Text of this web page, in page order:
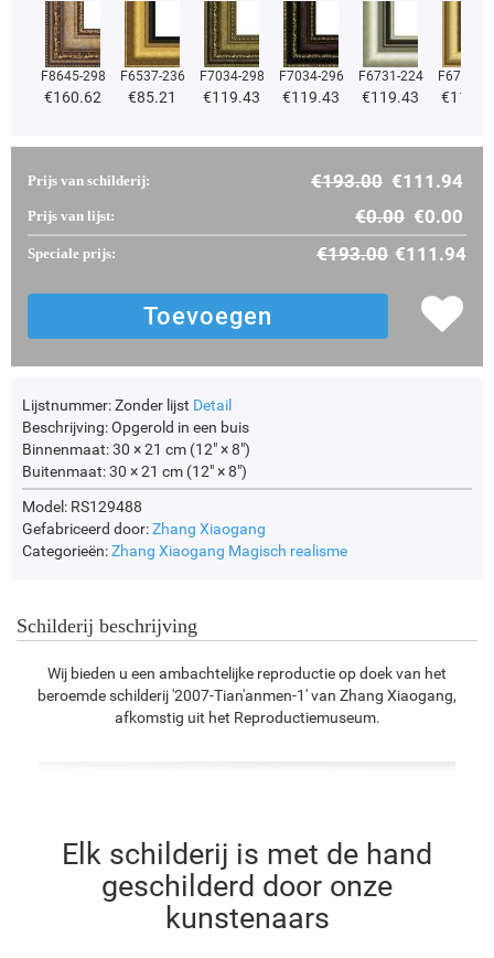
F8645-298
€160.62
F6537-236
€85.21
F7034-298
€119.43
F7034-296
€119.43
F6731-224
€119.43
F6731-
€
Prijs van schilderij: €193.00 €111.94
Prijs van lijst: €0.00 €0.00
Speciale prijs: €193.00 €111.94
Lijstnummer:Zonder lijst Detail
Beschrijving:Opgerold in een buis
Binnenmaat:30 × 21 cm (12" × 8")
Buitenmaat:30 × 21 cm (12" × 8")
Model: RS129488
Gefabriceerd door:Zhang Xiaogang
Categorieën:Zhang Xiaogang Magisch realisme
Schilderij beschrijving
Wij bieden u een ambachtelijke reproductie op doek van het
beroemde schilderij '2007-Tian'anmen-1' van Zhang Xiaogang,
afkomstig uit het Reproductiemuseum.
Elk schilderij is met de hand
geschilderd door onze
kunstenaars